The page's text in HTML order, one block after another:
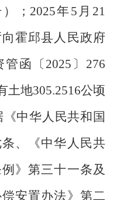
； 2025年 5 月 21
霍邱县人民政府
管函 〔 2025 〕 276
土地305.2516公顷
中华人民共和国
、《中华人民共
》第三十一条及
安置办法》第二